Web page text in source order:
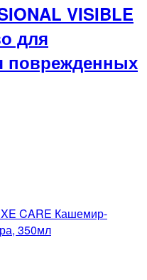
VISIBLE
для
поврежденных
CARE Кашемир-
350мл